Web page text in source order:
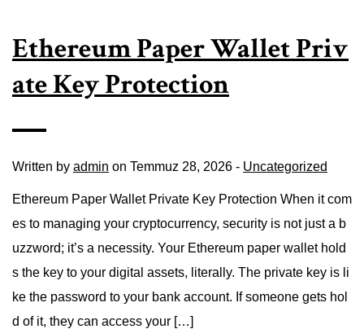
Ethereum Paper Wallet Priv
ate Key Protection
Written by admin on Temmuz 28, 2026 - Uncategorized
Ethereum Paper Wallet Private Key Protection When it com
es to managing your cryptocurrency, security is not just a b
uzzword; it’s a necessity. Your Ethereum paper wallet hold
s the key to your digital assets, literally. The private key is li
ke the password to your bank account. If someone gets hol
d of it, they can access your […]